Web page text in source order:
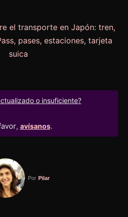
o insuficiente?
, avísanos.
Por Pilar